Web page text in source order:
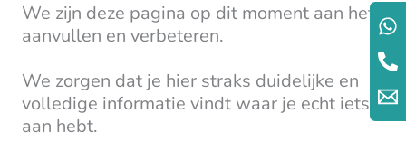
We zijn deze pagina op dit moment aan het
aanvullen en verbeteren.
We zorgen dat je hier straks duidelijke en
volledige informatie vindt waar je echt iets
aan hebt.